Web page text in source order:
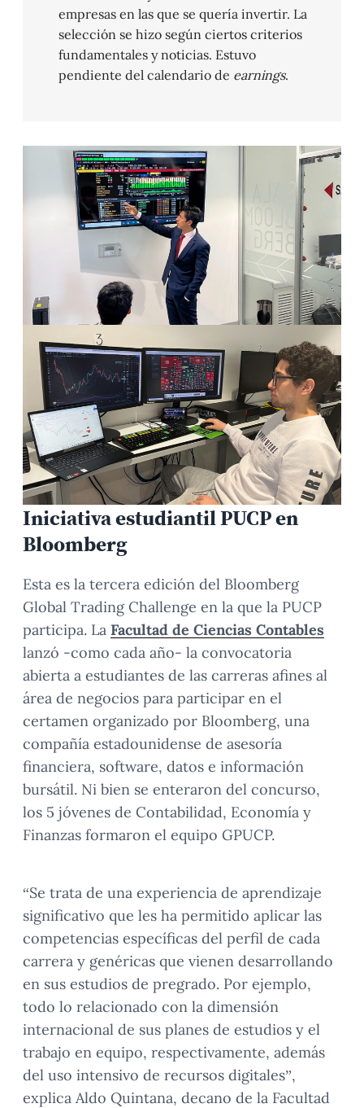
empresas en las que se quería invertir. La
selección se hizo según ciertos criterios
fundamentales y noticias. Estuvo
pendiente del calendario de earnings.
Iniciativa estudiantil PUCP en
Bloomberg
Esta es la tercera edición del Bloomberg
Global Trading Challenge en la que la PUCP
participa. La Facultad de Ciencias Contables
lanzó -como cada año- la convocatoria
abierta a estudiantes de las carreras afines al
área de negocios para participar en el
certamen organizado por Bloomberg, una
compañía estadounidense de asesoría
financiera, software, datos e información
bursátil. Ni bien se enteraron del concurso,
los 5 jóvenes de Contabilidad, Economía y
Finanzas formaron el equipo GPUCP.
“Se trata de una experiencia de aprendizaje
significativo que les ha permitido aplicar las
competencias específicas del perfil de cada
carrera y genéricas que vienen desarrollando
en sus estudios de pregrado. Por ejemplo,
todo lo relacionado con la dimensión
internacional de sus planes de estudios y el
trabajo en equipo, respectivamente, además
del uso intensivo de recursos digitales”,
explica Aldo Quintana, decano de la Facultad